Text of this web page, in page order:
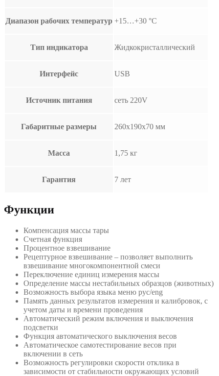
Диапазон рабочих температур +15…+30 °С
Тип индикатора Жидкокристаллический
Интерфейс USB
Источник питания сеть 220V
Габаритные размеры 260х190х70 мм
Масса 1,75 кг
Гарантия 7 лет
Функции
Компенсация массы тары
Счетная функция
Процентное взвешивание
Рецептурное взвешивание – позволяет выполнить
взвешивание многокомпонентной смеси
Переключение единиц измерения массы
Определение массы нестабильных образцов (животных)
Возможность выбора языка меню рус/eng
Память данных результатов измерения и калибровок, с
учетом даты и времени проведения
Автоматический режим включения и выключения
подсветки
Функция автоматического выключения весов
Автоматическое самотестирование весов при
включении в сеть
Возможность регулировки скорости отклика в
зависимости от стабильности окружающих условий